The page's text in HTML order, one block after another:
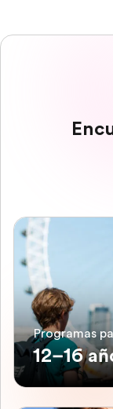
Programas
12–16